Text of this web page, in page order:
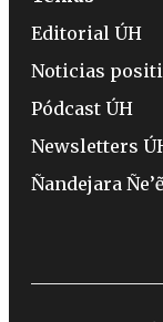
Editorial ÚH
Noticias
Pódcast ÚH
Newsletters
Ñandejara Ñe’ẽ